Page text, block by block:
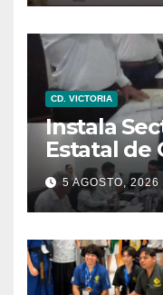
exportar
CD. VICTORIA
Instala
Estatal de
para
digno y
pacientes
5 AGOSTO, 2026